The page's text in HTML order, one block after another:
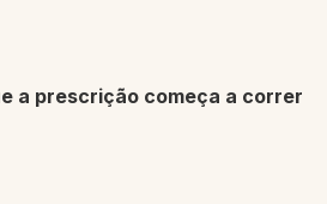
a prescrição começa a correr